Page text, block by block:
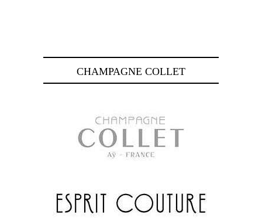
CHAMPAGNE COLLET